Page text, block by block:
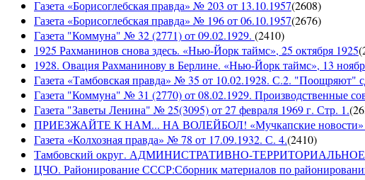
Газета «Борисоглебская правда» № 203 от 13.10.1957(2608)
Газета «Борисоглебская правда» № 196 от 06.10.1957(2676)
Газета "Коммуна" № 32 (2771) от 09.02.1929. (2410)
1925 Рахманинов снова здесь. «Нью-Йорк таймс», 25 октября 1925(
1928. Овация Рахманинову в Берлине. «Нью-Йорк таймс», 13
Газета «Тамбовская правда» № 35 от 10.02.1928. С.2. "Поощряют"
Газета "Коммуна" № 31 (2770) от 08.02.1929. Производственные
Газета "Заветы Ленина" № 25(3095) от 27 февраля 1969 г. Стр. 1.(
ПРИЕЗЖАЙТЕ К НАМ... НА ВОЛЕЙБОЛ! «Мучкапские новости» №
Газета «Колхозная правда» № 78 от 17.09.1932. С. 4.(2410)
Тамбовский округ. АДМИНИСТРАТИВНО-
ЦЧО. Районирование СССР:Сборник материалов по